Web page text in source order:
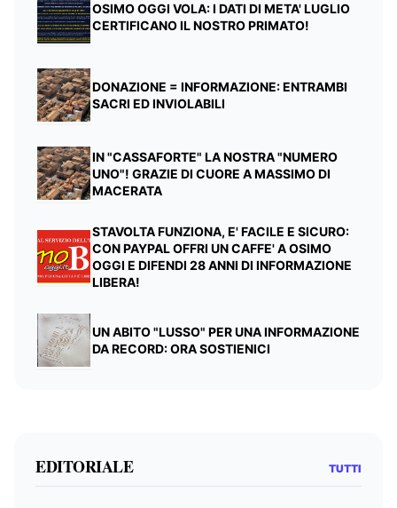
OSIMO OGGI VOLA: I DATI DI META' LUGLIO
CERTIFICANO IL NOSTRO PRIMATO!
DONAZIONE = INFORMAZIONE: ENTRAMBI
SACRI ED INVIOLABILI
IN "CASSAFORTE" LA NOSTRA "NUMERO
UNO"! GRAZIE DI CUORE A MASSIMO DI
MACERATA
STAVOLTA FUNZIONA, E' FACILE E SICURO:
CON PAYPAL OFFRI UN CAFFE' A OSIMO
OGGI E DIFENDI 28 ANNI DI INFORMAZIONE
LIBERA!
UN ABITO "LUSSO" PER UNA INFORMAZIONE
DA RECORD: ORA SOSTIENICI
EDITORIALE TUTTI